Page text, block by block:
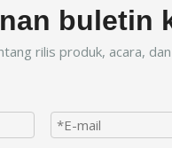
buletin
rilis produk, acara,